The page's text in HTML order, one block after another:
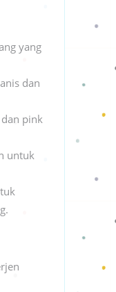
yang
dan
pink
untuk